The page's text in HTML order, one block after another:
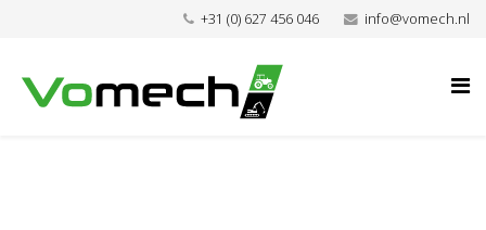
+31 (0) 627 456 046 info@vomech.nl